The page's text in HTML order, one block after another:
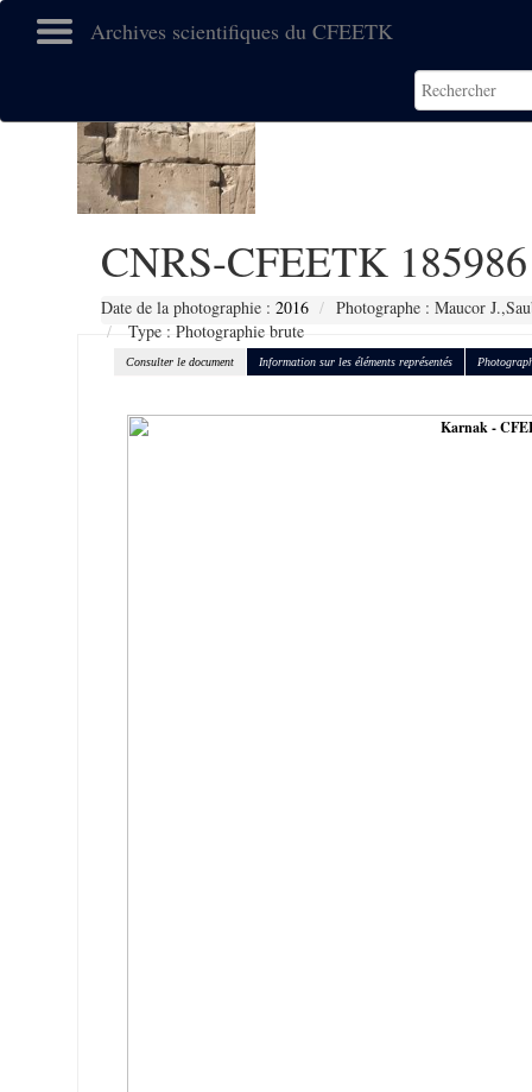
Archives scientifiques du CFEETK
CNRS-CFEETK 185986
Date de la photographie : 2016
Photographe : Maucor
Type : Photographie brute
Consulter le document Information sur les éléments représentés